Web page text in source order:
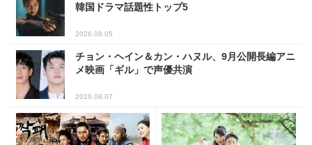
韓国ドラマ話題性トップ5
2026.08.05
チョン・ヘイン＆カン・ハヌル、9月公開長編アニ
メ映画「ギル」で声優共演
2026.08.07